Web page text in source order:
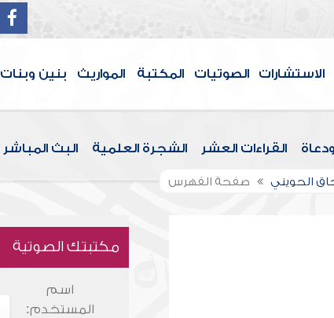
الاستشارات الصوتيات المكتبة المواريث بنين وبنات
القراءات العشر الشجرة العلمية البث المباشر
الحويني صفحة الفهرس
مكتبتك الصوتية
اسم
المستخدم: